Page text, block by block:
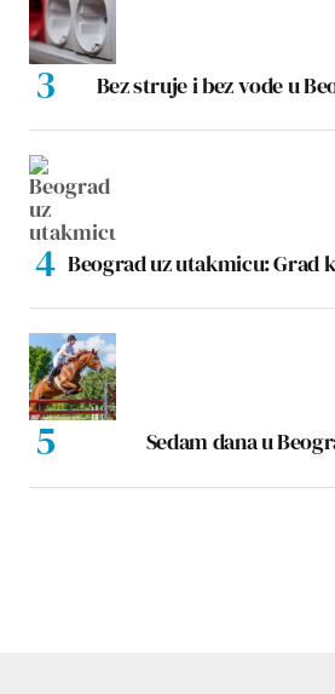
Bez struje i bez vode u
Beograd uz utakmicu: Grad
Sedam dana u